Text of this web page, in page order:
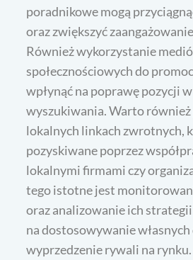
poradnikowe mogą
oraz zwiększyć
Również wykorzystanie
społecznościowych do
wpłynąć na poprawę pozycji
wyszukiwania. Warto również
lokalnych linkach zwrotnych,
pozyskiwane poprzez
lokalnymi firmami czy
tego istotne jest
oraz analizowanie ich strategii
na dostosowywanie własnych
wyprzedzenie rywali na rynku.